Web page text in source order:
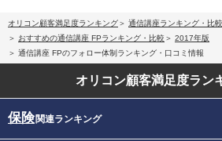
オリコン顧客満足度ランキング
通信講座ランキング・比較
おすすめの通信講座 FPランキング・比較
2017年版
通信講座 FPのフォロー体制ランキング・口コミ情報
オリコン顧客満足度ラン
保険関連ランキング